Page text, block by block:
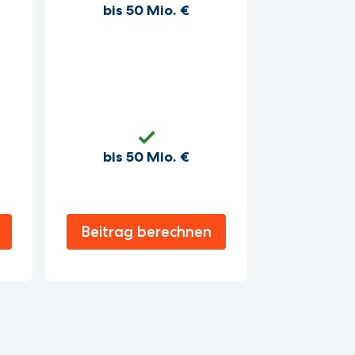
Immobilie / das versicherte
der Besitzer nicht mit dem Auto fahren
bis 50 Mio. €
bis zur nächsten Hauptfälligkeit. Fragen
dies versäumt, endet der
bis 50 Mio. €
Beitrag berechnen